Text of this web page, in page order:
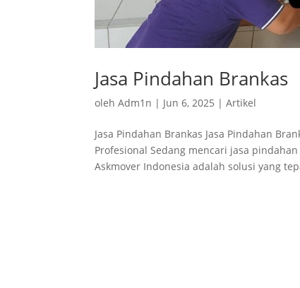
Jasa Pindahan Brankas
olehAdm1n | Jun 6, 2025 |Artikel
Jasa Pindahan Brankas Jasa Pindahan
Profesional Sedang mencari jasa
Askmover Indonesia adalah solusi yang